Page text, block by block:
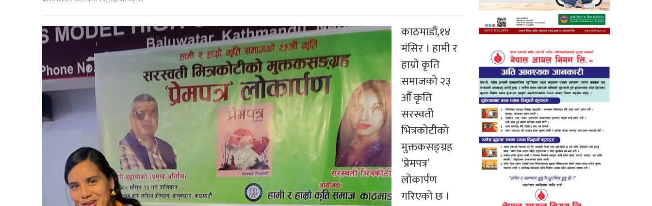
काठमाडौं,१४
मंसिर । हामी र
हाम्रो कृति
समाजको २३
औँ कृति
सरस्वती
भित्रकोटीको
मुक्तकसङ्ग्रह
‘प्रेमपत्र’
लोकार्पण
गरिएको छ ।